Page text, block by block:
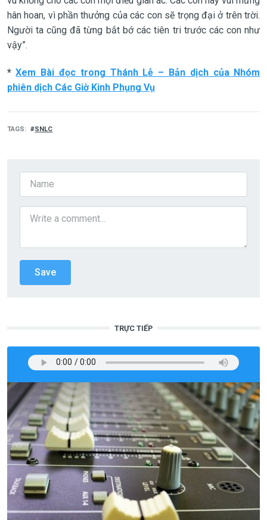
hân hoan, vì phần thưởng của các con sẽ trọng đại ở trên trời.
Người ta cũng đã từng bắt bớ các tiên tri trước các con như
vậy”.
*Xem Bài đọc trong Thánh Lễ – Bản dịch của Nhóm
phiên dịch Các Giờ Kinh Phụng Vụ
TAGS SNLC
TRỰC TIẾP